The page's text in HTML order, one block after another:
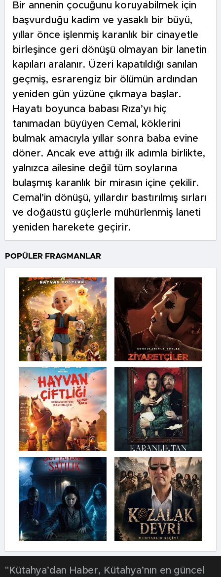
Bir annenin çocuğunu koruyabilmek için
başvurduğu kadim ve yasaklı bir büyü,
yıllar önce işlenmiş karanlık bir cinayetle
birleşince geri dönüşü olmayan bir lanetin
kapıları aralanır. Üzeri kapatıldığı sanılan
geçmiş, esrarengiz bir ölümün ardından
yeniden gün yüzüne çıkmaya başlar.
Hayatı boyunca babası Rıza’yı hiç
tanımadan büyüyen Cemal, köklerini
bulmak amacıyla yıllar sonra baba evine
döner. Ancak eve attığı ilk adımla birlikte,
yalnızca ailesine değil tüm soylarına
bulaşmış karanlık bir mirasın içine çekilir.
Cemal’in dönüşü, yıllardır bastırılmış sırları
ve doğaüstü güçlerle mühürlenmiş laneti
yeniden harekete geçirir.
POPÜLER FRAGMANLAR
"Kütahya’dan Haber, Kütahya’nın en güncel